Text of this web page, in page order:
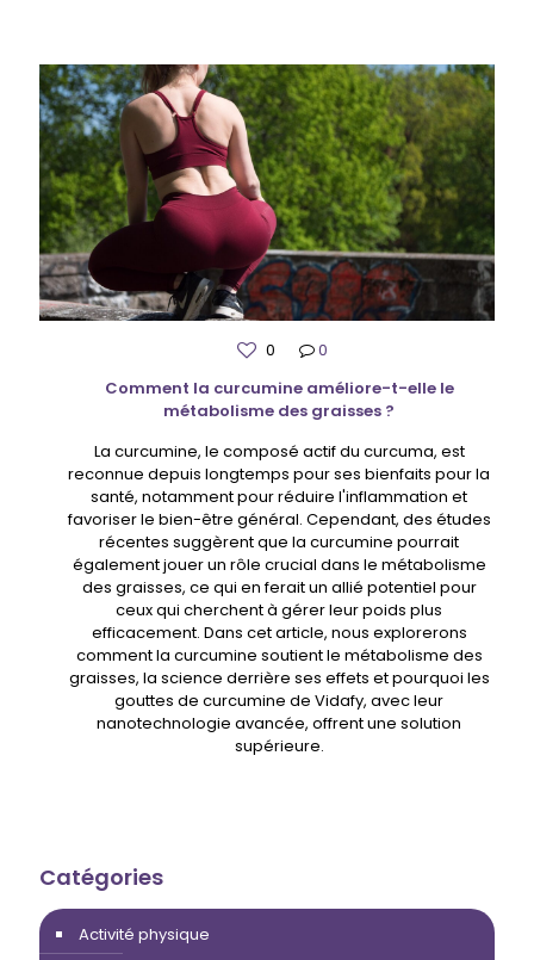
0
0
Comment la curcumine améliore-t-elle le
métabolisme des graisses ?
La curcumine, le composé actif du curcuma, est
reconnue depuis longtemps pour ses bienfaits pour la
santé, notamment pour réduire l'inflammation et
favoriser le bien-être général. Cependant, des études
récentes suggèrent que la curcumine pourrait
également jouer un rôle crucial dans le métabolisme
des graisses, ce qui en ferait un allié potentiel pour
ceux qui cherchent à gérer leur poids plus
efficacement. Dans cet article, nous explorerons
comment la curcumine soutient le métabolisme des
graisses, la science derrière ses effets et pourquoi les
gouttes de curcumine de Vidafy, avec leur
nanotechnologie avancée, offrent une solution
supérieure.
Catégories
Activité physique